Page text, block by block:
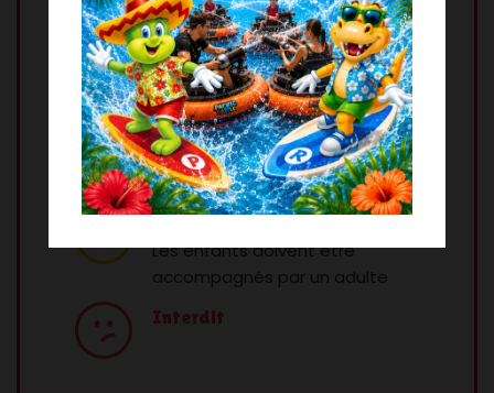
dans le seul souci d’assurer la sécurité de
tous. Merci pour votre compréhension.
Légende
Autorisé seul
Accompagné
Les enfants doivent être
accompagnés par un adulte
Interdit